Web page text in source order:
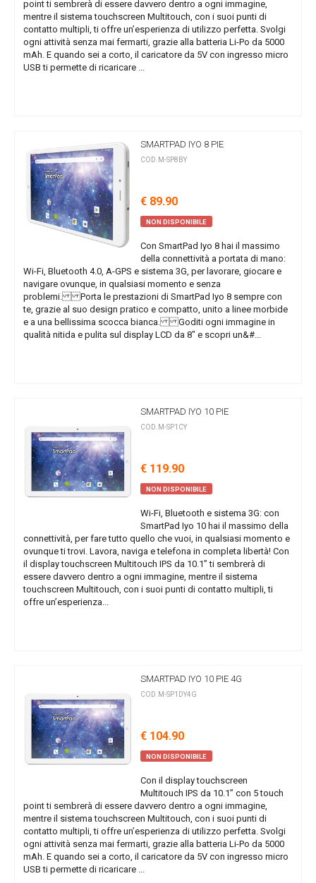
point ti sembrerà di essere davvero dentro a ogni immagine,
mentre il sistema touchscreen Multitouch, con i suoi punti di
contatto multipli, ti offre un’esperienza di utilizzo perfetta. Svolgi
ogni attività senza mai fermarti, grazie alla batteria Li-Po da 5000
mAh. E quando sei a corto, il caricatore da 5V con ingresso micro
USB ti permette di ricaricare ...
SMARTPAD IYO 8 PIE
COD.M-SP8BY
€ 89.90
NON DISPONIBILE
Con SmartPad Iyo 8 hai il massimo
della connettività a portata di mano:
Wi-Fi, Bluetooth 4.0, A-GPS e sistema 3G, per lavorare, giocare e
navigare ovunque, in qualsiasi momento e senza
problemi. Porta le prestazioni di SmartPad Iyo 8 sempre con
te, grazie al suo design pratico e compatto, unito a linee morbide
e a una bellissima scocca bianca. Goditi ogni immagine in
qualità nitida e pulita sul display LCD da 8" e scopri un&#...
SMARTPAD IYO 10 PIE
COD.M-SP1CY
€ 119.90
NON DISPONIBILE
Wi-Fi, Bluetooth e sistema 3G: con
SmartPad Iyo 10 hai il massimo della
connettività, per fare tutto quello che vuoi, in qualsiasi momento e
ovunque ti trovi. Lavora, naviga e telefona in completa libertà! Con
il display touchscreen Multitouch IPS da 10.1” ti sembrerà di
essere davvero dentro a ogni immagine, mentre il sistema
touchscreen Multitouch, con i suoi punti di contatto multipli, ti
offre un’esperienza...
SMARTPAD IYO 10 PIE 4G
COD.M-SP1DY4G
€ 104.90
NON DISPONIBILE
Con il display touchscreen
Multitouch IPS da 10.1” con 5 touch
point ti sembrerà di essere davvero dentro a ogni immagine,
mentre il sistema touchscreen Multitouch, con i suoi punti di
contatto multipli, ti offre un’esperienza di utilizzo perfetta. Svolgi
ogni attività senza mai fermarti, grazie alla batteria Li-Po da 5000
mAh. E quando sei a corto, il caricatore da 5V con ingresso micro
USB ti permette di ricaricare ...